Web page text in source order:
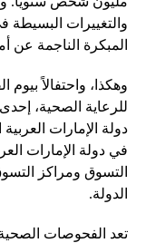
المبكرة الناجمة عن
وهكذا، واحتفالاً
للرعاية الصحية،
دولة الإمارات
التسوق ومراكز
الدولة.